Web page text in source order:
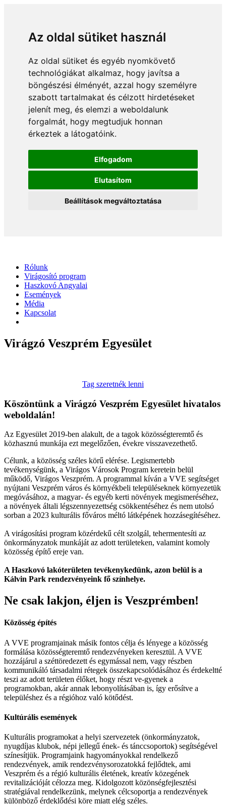
Az oldal sütiket használ
Az oldal sütiket és egyéb nyomkövető
technológiákat alkalmaz, hogy javítsa a
böngészési élményét, azzal hogy személyre
szabott tartalmakat és célzott hirdetéseket
jelenít meg, és elemzi a weboldalunk
forgalmát, hogy megtudjuk honnan
érkeztek a látogatóink.
Elfogadom
Elutasítom
Beállítások megváltoztatása
Rólunk
Virágosító program
Haszkovó Angyalai
Események
Média
Kapcsolat
Virágzó Veszprém Egyesület
Tag szeretnék lenni
Köszöntünk a Virágzó Veszprém Egyesület hivatalos
weboldalán!
Az Egyesület 2019-ben alakult, de a tagok közösségteremtő és
közhasznú munkája ezt megelőzően, évekre visszavezethető.
Célunk, a közösség széles körű elérése. Legismertebb
tevékenységünk, a Virágos Városok Program keretein belül
működő, Virágos Veszprém. A programmal kíván a VVE segítséget
nyújtani Veszprém város és környékbeli településeknek környezetük
megóvásához, a magyar- és egyéb kerti növények megismeréséhez,
a növények általi légszennyezettség csökkentéséhez és nem utolsó
sorban a 2023 kulturális főváros méltó látképének hozzásegítéséhez.
A virágosítási program közérdekű célt szolgál, tehermentesíti az
önkormányzatok munkáját az adott területeken, valamint komoly
közösség építő ereje van.
A Haszkovó lakóterületen tevékenykedünk, azon belül is a
Kálvin Park rendezvényeink fő színhelye.
Ne csak lakjon, éljen is Veszprémben!
Közösség építés
A VVE programjainak másik fontos célja és lényege a közösség
formálása közösségteremtő rendezvényeken keresztül. A VVE
hozzájárul a széttöredezett és egymással nem, vagy részben
kommunikáló társadalmi rétegek összekapcsolódásához és érdekeltté
teszi az adott területen élőket, hogy részt ve-gyenek a
programokban, akár annak lebonyolításában is, így erősítve a
településhez és a régióhoz való kötődést.
Kultúrális események
Kulturális programokat a helyi szervezetek (önkormányzatok,
nyugdíjas klubok, népi jellegű ének- és tánccsoportok) segítségével
színesítjük. Programjaink hagyományokkal rendelkező
rendezvények, amik rendezvénysorozatokká fejlődtek, ami
Veszprém és a régió kulturális életének, kreatív közegének
revitalizációját célozza meg. Kidolgozott közönségfejlesztési
stratégiával rendelkezünk, melynek célcsoportja a rendezvények
különböző érdeklődési köre miatt elég széles.